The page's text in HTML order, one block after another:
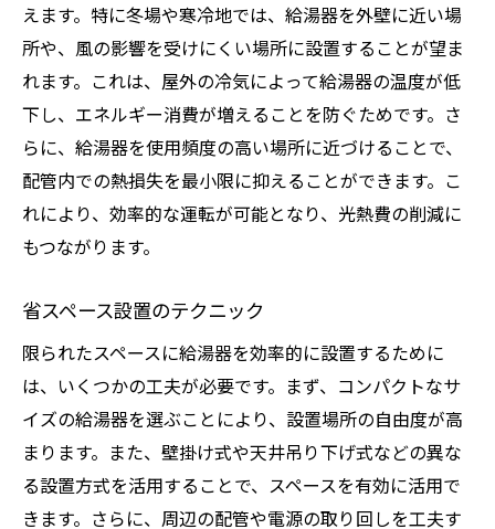
えます。特に冬場や寒冷地では、給湯器を外壁に近い場
所や、風の影響を受けにくい場所に設置することが望ま
れます。これは、屋外の冷気によって給湯器の温度が低
下し、エネルギー消費が増えることを防ぐためです。さ
らに、給湯器を使用頻度の高い場所に近づけることで、
配管内での熱損失を最小限に抑えることができます。こ
れにより、効率的な運転が可能となり、光熱費の削減に
もつながります。
省スペース設置のテクニック
限られたスペースに給湯器を効率的に設置するために
は、いくつかの工夫が必要です。まず、コンパクトなサ
イズの給湯器を選ぶことにより、設置場所の自由度が高
まります。また、壁掛け式や天井吊り下げ式などの異な
る設置方式を活用することで、スペースを有効に活用で
きます。さらに、周辺の配管や電源の取り回しを工夫す